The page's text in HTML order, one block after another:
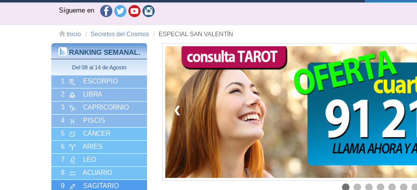
Sígueme en
Inicio Secretos del Cosmos ESPECIAL SAN VALENTÍN
RANKING SEMANAL.
Del 08 al 14 de Agosto
1
ESCORPIO
2
LIBRA
3
CAPRICORNIO
4
PISCIS
5
CÁNCER
6
ARIES
7
LEO
8
ACUARIO
9
SAGITARIO
❮